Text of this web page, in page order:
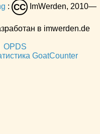
: CC
ImWerden, 2010—
в imwerden.de
OPDS
GoatCounter